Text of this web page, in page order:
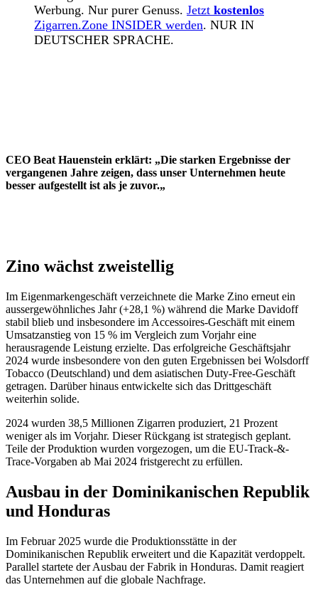
Werbung. Nur purer Genuss. Jetzt kostenlos
Zigarren.Zone INSIDER werden. NUR IN
DEUTSCHER SPRACHE.
CEO Beat Hauenstein erklärt: „Die starken Ergebnisse der
vergangenen Jahre zeigen, dass unser Unternehmen heute
besser aufgestellt ist als je zuvor.„
Zino wächst zweistellig
Im Eigenmarkengeschäft verzeichnete die Marke Zino erneut ein
aussergewöhnliches Jahr (+28,1 %) während die Marke Davidoff
stabil blieb und insbesondere im Accessoires-Geschäft mit einem
Umsatzanstieg von 15 % im Vergleich zum Vorjahr eine
herausragende Leistung erzielte. Das erfolgreiche Geschäftsjahr
2024 wurde insbesondere von den guten Ergebnissen bei Wolsdorff
Tobacco (Deutschland) und dem asiatischen Duty-Free-Geschäft
getragen. Darüber hinaus entwickelte sich das Drittgeschäft
weiterhin solide.
2024 wurden 38,5 Millionen Zigarren produziert, 21 Prozent
weniger als im Vorjahr. Dieser Rückgang ist strategisch geplant.
Teile der Produktion wurden vorgezogen, um die EU-Track-&-
Trace-Vorgaben ab Mai 2024 fristgerecht zu erfüllen.
Ausbau in der Dominikanischen Republik
und Honduras
Im Februar 2025 wurde die Produktionsstätte in der
Dominikanischen Republik erweitert und die Kapazität verdoppelt.
Parallel startete der Ausbau der Fabrik in Honduras. Damit reagiert
das Unternehmen auf die globale Nachfrage.